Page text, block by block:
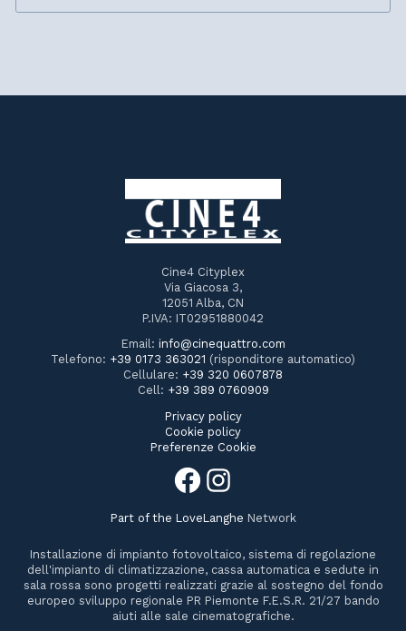
Cine4 Cityplex
Via Giacosa 3,
12051 Alba, CN
P.IVA: IT02951880042
Email: info@cinequattro.com
Telefono: +39 0173 363021 (risponditore automatico)
Cellulare: +39 320 0607878
Cell: +39 389 0760909
Privacy policy
Cookie policy
Preferenze Cookie
Part of the LoveLanghe Network
Installazione di impianto fotovoltaico, sistema di regolazione
dell'impianto di climatizzazione, cassa automatica e sedute in
sala rossa sono progetti realizzati grazie al sostegno del fondo
europeo sviluppo regionale PR Piemonte F.E.S.R. 21/27 bando
aiuti alle sale cinematografiche.